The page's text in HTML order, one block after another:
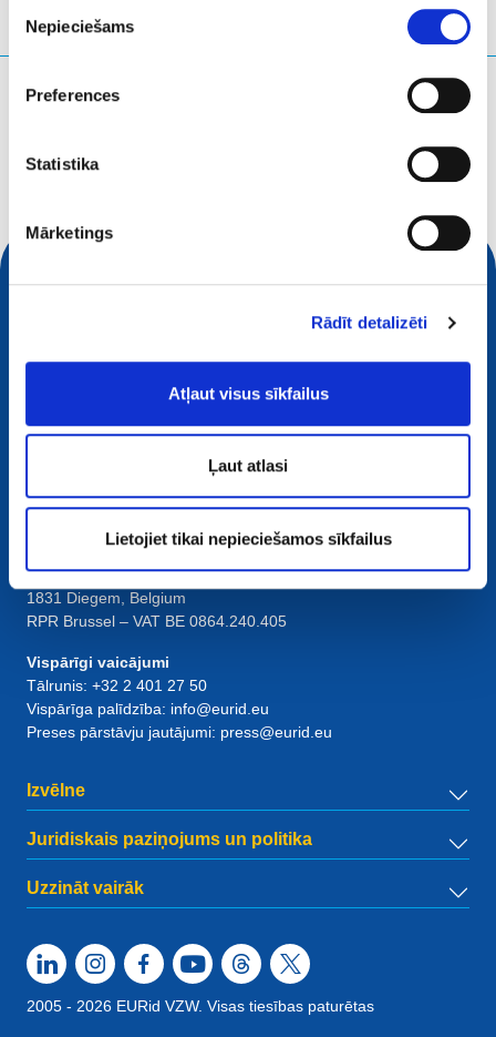
izvēle
Nepieciešams
Preferences
Statistika
Mārketings
Rādīt detalizēti
Atļaut visus sīkfailus
Ļaut atlasi
Lietojiet tikai nepieciešamos sīkfailus
Ko jūs meklējat?
Kontaktinformācija
European Registry for Internet Domains vzw (EURid)
Telecomlaan 9/7
1831 Diegem , Belgium
RPR Brussel – VAT BE 0864.240.405
Vispārīgi vaicājumi
Tālrunis: +32 2 401 27 50
Vispārīga palīdzība: info@eurid.eu
Preses pārstāvju jautājumi: press@eurid.eu
Izvēlne
Juridiskais paziņojums un politika
Uzzināt vairāk
2005 - 2026 EURid VZW. Visas tiesības paturētas